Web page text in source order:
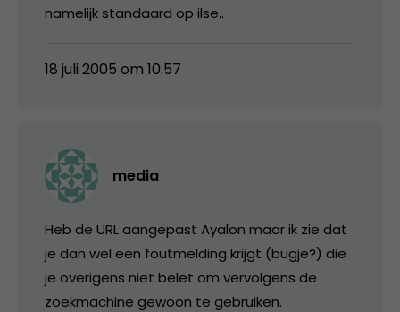
namelijk standaard op ilse..
18 juli 2005 om 10:57
media
Heb de URL aangepast Ayalon maar ik zie dat
je dan wel een foutmelding krijgt (bugje?) die
je overigens niet belet om vervolgens de
zoekmachine gewoon te gebruiken.